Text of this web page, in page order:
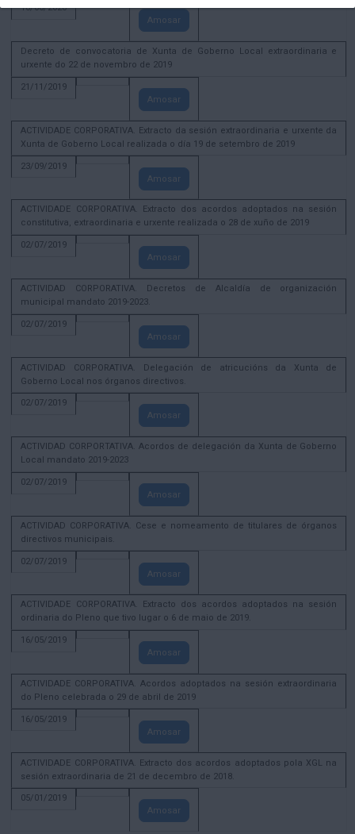
18/06/2020
Amosar
Decreto de convocatoria de Xunta de Goberno Local extraordinaria e
urxente do 22 de novembro de 2019
21/11/2019
Amosar
ACTIVIDADE CORPORATIVA. Extracto da sesión extraordinaria e urxente da
Xunta de Goberno Local realizada o día 19 de setembro de 2019
23/09/2019
Amosar
ACTIVIDADE CORPORATIVA. Extracto dos acordos adoptados na sesión
constitutiva, extraordinaria e urxente realizada o 28 de xuño de 2019
02/07/2019
Amosar
ACTIVIDAD CORPORATIVA. Decretos de Alcaldía de organización
municipal mandato 2019-2023.
02/07/2019
Amosar
ACTIVIDAD CORPORATIVA. Delegación de atricucións da Xunta de
Goberno Local nos órganos directivos.
02/07/2019
Amosar
ACTIVIDAD CORPORTATIVA. Acordos de delegación da Xunta de Goberno
Local mandato 2019-2023
02/07/2019
Amosar
ACTIVIDAD CORPORATIVA. Cese e nomeamento de titulares de órganos
directivos municipais.
02/07/2019
Amosar
ACTIVIDADE CORPORATIVA. Extracto dos acordos adoptados na sesión
ordinaria do Pleno que tivo lugar o 6 de maio de 2019.
16/05/2019
Amosar
ACTIVIDADE CORPORATIVA. Acordos adoptados na sesión extraordinaria
do Pleno celebrada o 29 de abril de 2019
16/05/2019
Amosar
ACTIVIDADE CORPORATIVA. Extracto dos acordos adoptados pola XGL na
sesión extraordinaria de 21 de decembro de 2018.
05/01/2019
Amosar